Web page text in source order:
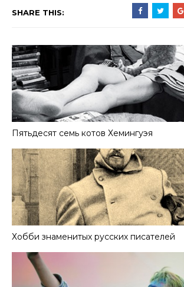
SHARE THIS:
Пятьдесят семь котов Хемингуэя
Хобби знаменитых русских писателей